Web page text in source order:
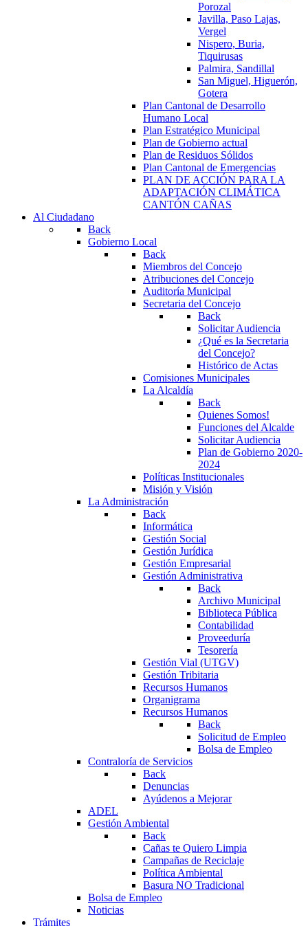
Porozal
Javilla, Paso Lajas,
Vergel
Nispero, Buria,
Tiquirusas
Palmira, Sandillal
San Miguel, Higuerón,
Gotera
Plan Cantonal de Desarrollo
Humano Local
Plan Estratégico Municipal
Plan de Gobierno actual
Plan de Residuos Sólidos
Plan Cantonal de Emergencias
PLAN DE ACCIÓN PARA LA
ADAPTACIÓN CLIMÁTICA
CANTÓN CAÑAS
Al Ciudadano
Back
Gobierno Local
Back
Miembros del Concejo
Atribuciones del Concejo
Auditoría Municipal
Secretaria del Concejo
Back
Solicitar Audiencia
¿Qué es la Secretaria
del Concejo?
Histórico de Actas
Comisiones Municipales
La Alcaldía
Back
Quienes Somos!
Funciones del Alcalde
Solicitar Audiencia
Plan de Gobierno 2020-
2024
Políticas Institucionales
Misión y Visión
La Administración
Back
Informática
Gestión Social
Gestión Jurídica
Gestión Empresarial
Gestión Administrativa
Back
Archivo Municipal
Biblioteca Pública
Contabilidad
Proveeduría
Tesorería
Gestión Vial (UTGV)
Gestión Tribitaria
Recursos Humanos
Organigrama
Recursos Humanos
Back
Solicitud de Empleo
Bolsa de Empleo
Contraloría de Servicios
Back
Denuncias
Ayúdenos a Mejorar
ADEL
Gestión Ambiental
Back
Cañas te Quiero Limpia
Campañas de Reciclaje
Política Ambiental
Basura NO Tradicional
Bolsa de Empleo
Noticias
Trámites